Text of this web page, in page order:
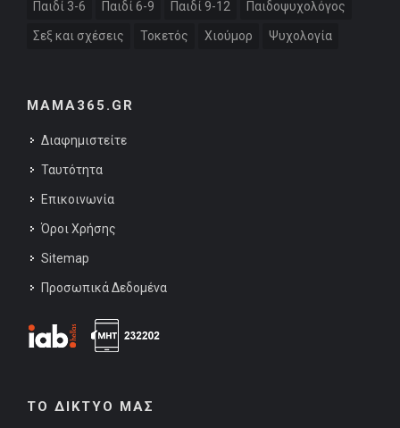
Παιδί 3-6 Παιδί 6-9 Παιδί 9-12 Παιδοψυχολόγος
Σεξ και σχέσεις Τοκετός Χιούμορ Ψυχολογία
MAMA365.GR
Διαφημιστείτε
Ταυτότητα
Επικοινωνία
Όροι Χρήσης
Sitemap
Προσωπικά Δεδομένα
ΤΟ ΔΙΚΤΥΟ ΜΑΣ